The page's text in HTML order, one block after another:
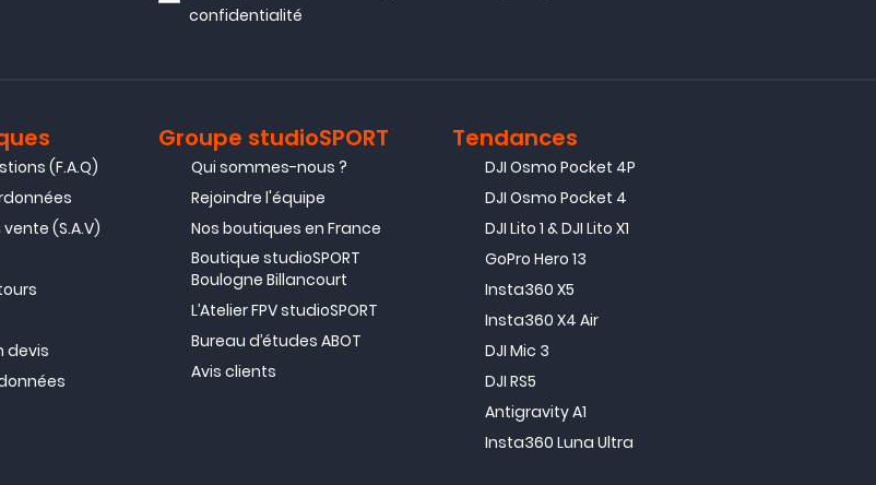
confidentialité
(F.A.Q)
(S.A.V)
devis
Groupe studioSPORT
Qui sommes-nous ?
Rejoindre l'équipe
Nos boutiques en France
Boutique studioSPORT
Boulogne Billancourt
L’Atelier FPV studioSPORT
Bureau d’études ABOT
Avis clients
Tendances
DJI Osmo Pocket 4P
DJI Osmo Pocket 4
DJI Lito 1 & DJI Lito X1
GoPro Hero 13
Insta360 X5
Insta360 X4 Air
DJI Mic 3
DJI RS5
Antigravity A1
Insta360 Luna Ultra